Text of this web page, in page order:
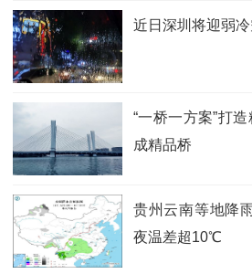
近日深圳将迎弱
“一桥一方案”打
成精品桥
贵州云南等地降
夜温差超10℃